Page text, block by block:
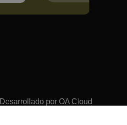
Desarrollado por OA Cloud